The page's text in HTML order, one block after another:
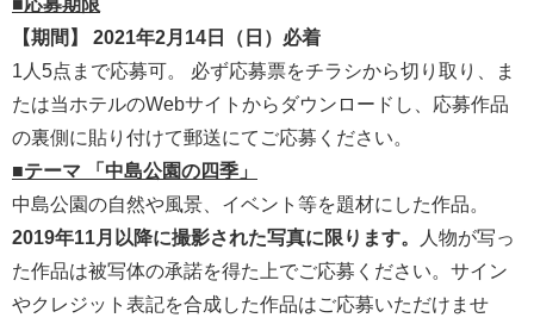
■応募期限
【期間】 2021年2月14日（日）必着
1人5点まで応募可。 必ず応募票をチラシから切り取り、ま
たは当ホテルのWebサイトからダウンロードし、応募作品
の裏側に貼り付けて郵送にてご応募ください。
■テーマ 「中島公園の四季」
中島公園の自然や風景、イベント等を題材にした作品。
2019年11月以降に撮影された写真に限ります。
人物が写っ
た作品は被写体の承諾を得た上でご応募ください。サイン
やクレジット表記を合成した作品はご応募いただけませ